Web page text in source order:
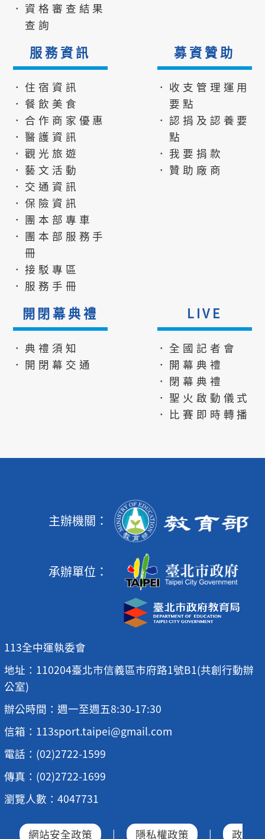
．資格審查結果
查詢
服務資訊
．住宿資訊
．餐飲美食
．合作商家優惠
．醫護資訊
．觀光旅遊
．藝文活動
．交通資訊
．保險資訊
．團本部專車
．團本部服務手
冊
．接駁專區
．服務手冊
募資贊助
．收支管理運用
要點
．認捐及認養要
點
．我要捐款
．贊助廠商
開閉幕典禮
．典禮須知
．開閉幕交通
LIVE
．全國記者會
．開幕典禮
．閉幕典禮
．聖火啟動儀式
．比賽即時轉播
主辦機關：
承辦單位：
113全中運執委會
地址：110204臺北市信義區市府路1號B1(共創行動辦
公室)
辦公時間：週一至週五8:30-17:30
信箱：113sport.taipei@gmail.com
電話：(02)2722-1599
傳真：(02)2722-1699
瀏覽人數：4047731
網站安全政策 | 隱私權政策 | 政